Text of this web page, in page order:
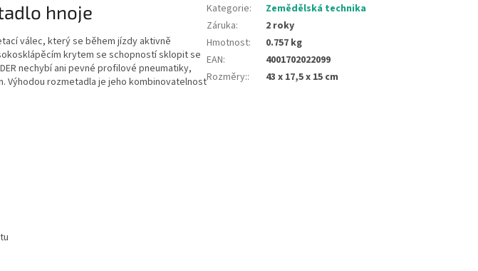
hnoje
válec, který se během jízdy aktivně
krytem se schopností sklopit se
nechybí ani pevné profilové pneumatiky,
Výhodou rozmetadla je jeho kombinovatelnost
Kategorie:
Zemědělská technika
Záruka:
2 roky
Hmotnost:
0.757 kg
EAN:
4001702022099
Rozměry:: 43 x 17,5 x 15 cm